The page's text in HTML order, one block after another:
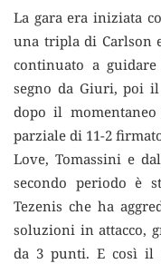
La gara era iniziata
una tripla di Carlson
continuato a
segno da Giuri, poi il
dopo il
parziale di 11-2
Love, Tomassini e
secondo periodo è
Tezenis che ha
soluzioni in attacco,
da 3 punti. E così il